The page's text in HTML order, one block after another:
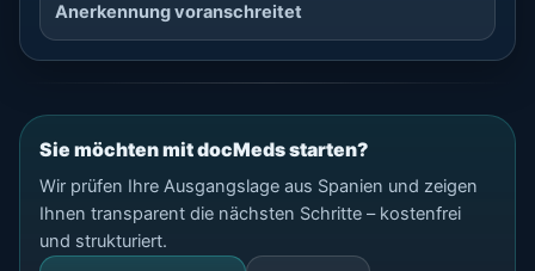
Anerkennung voranschreitet
Sie möchten mit docMeds starten?
Wir prüfen Ihre Ausgangslage aus Spanien und zeigen
Ihnen transparent die nächsten Schritte – kostenfrei
und strukturiert.